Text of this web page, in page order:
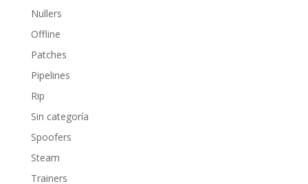
Nullers
Offline
Patches
Pipelines
Rip
Sin categoría
Spoofers
Steam
Trainers